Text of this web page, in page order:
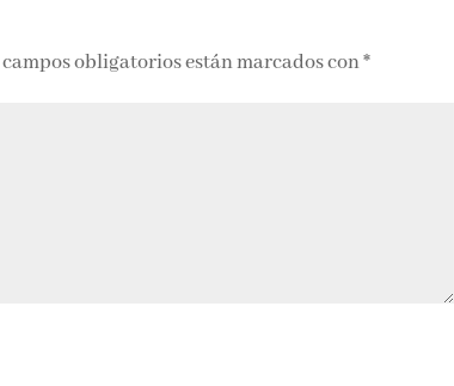
campos obligatorios están marcados con*